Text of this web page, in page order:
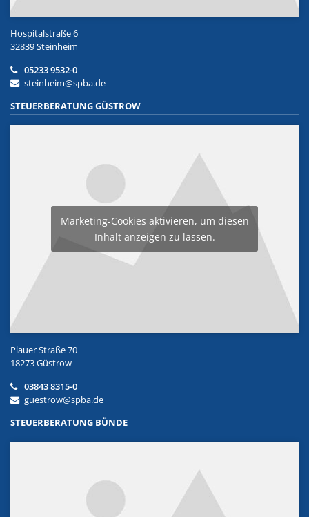
Hospitalstraße 6
32839 Steinheim
05233 9532-0
steinheim@spba.de
STEUERBERATUNG GÜSTROW
Marketing-Cookies aktivieren, um diesen
Inhalt anzeigen zu lassen.
Plauer Straße 70
18273 Güstrow
03843 8315-0
guestrow@spba.de
STEUERBERATUNG BÜNDE